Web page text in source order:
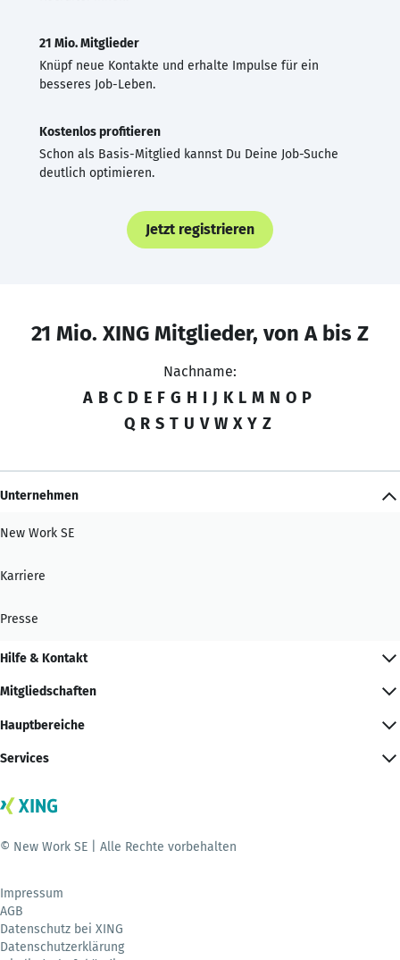
21 Mio. Mitglieder
Knüpf neue Kontakte und erhalte Impulse für ein
besseres Job-Leben.
Kostenlos profitieren
Schon als Basis-Mitglied kannst Du Deine Job-Suche
deutlich optimieren.
Jetzt registrieren
21 Mio. XING Mitglieder, von A bis Z
Nachname:
A B C D E F G H I J K L M N O P
Q R S T U V W X Y Z
Unternehmen
New Work SE
Karriere
Presse
Hilfe & Kontakt
Mitgliedschaften
Hauptbereiche
Services
© New Work SE | Alle Rechte vorbehalten
Impressum
AGB
Datenschutz bei XING
Datenschutzerklärung